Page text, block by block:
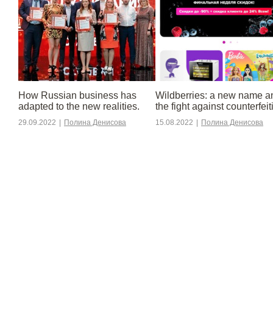
​​How Russian business has
adapted to the new realities.
29.09.2022 Полина Денисова
Wildberries: a new name
the fight against
15.08.2022 Полина Денисова